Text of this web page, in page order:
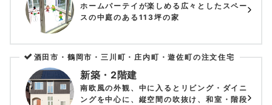
ホームパーテイが楽しめる広々としたスペー
スの中庭のある113坪の家
酒田市・鶴岡市・三川町・庄内町・遊佐町の注文住宅
新築・2階建
南欧風の外観、中に入るとリビング・ダイニ
ングを中心に、縦空間の吹抜け、和室・階段